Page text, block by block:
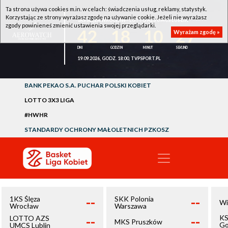
1KS ŚLĘZA WROCŁAW - LOTTO AZS UMCS LUBLIN
27
19.09.2026, GODZ. 18:00, TVPSPORT.PL
BANK PEKAO S.A. PUCHAR POLSKI KOBIET
LOTTO 3X3 LIGA
#HWHR
STANDARDY OCHRONY MAŁOLETNICH PZKOSZ
1KS Ślęza
Wrocław
--
LOTTO AZS
UMCS Lublin
--
SKK Polonia
Warszawa
--
MKS Pruszków --
Ta strona używa cookies m.in. w celach: świadczenia usług, reklamy, statystyk.
Korzystając ze strony wyrażasz zgodę na używanie cookie. Jeżeli nie wyrażasz
zgody powinieneś zmienić ustawienia swojej przeglądarki.
Wyrażam zgodę »